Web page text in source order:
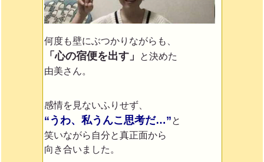
何度も壁にぶつかりながらも、
「心の宿便を出す」
と決めた
由美さん。
感情を見ないふりせず、
“うわ、私うんこ思考だ…”と
笑いながら 自分と真正面から
向き合いました。